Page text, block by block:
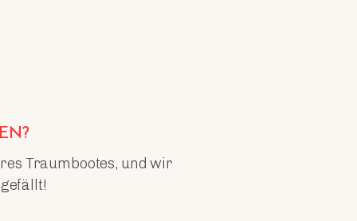
Traumbootes, und wir